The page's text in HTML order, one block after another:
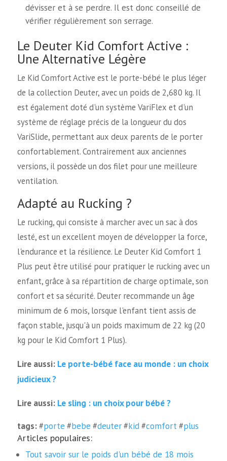
dévisser et à se perdre. Il est donc conseillé de
vérifier régulièrement son serrage.
Le Deuter Kid Comfort Active :
Une Alternative Légère
Le Kid Comfort Active est le porte-bébé le plus léger
de la collection Deuter, avec un poids de 2,680 kg. Il
est également doté d'un système VariFlex et d'un
système de réglage précis de la longueur du dos
VariSlide, permettant aux deux parents de le porter
confortablement. Contrairement aux anciennes
versions, il possède un dos filet pour une meilleure
ventilation.
Adapté au Rucking ?
Le rucking, qui consiste à marcher avec un sac à dos
lesté, est un excellent moyen de développer la force,
l'endurance et la résilience. Le Deuter Kid Comfort 1
Plus peut être utilisé pour pratiquer le rucking avec un
enfant, grâce à sa répartition de charge optimale, son
confort et sa sécurité. Deuter recommande un âge
minimum de 6 mois, lorsque l'enfant tient assis de
façon stable, jusqu'à un poids maximum de 22 kg (20
kg pour le Kid Comfort 1 Plus).
Lire aussi: Le porte-bébé face au monde : un choix
judicieux ?
Lire aussi: Le sling : un choix pour bébé ?
tags:#porte #bebe #deuter#kid#comfort#plus
Articles populaires:
Tout savoir sur le poids d'un bébé de 18 mois